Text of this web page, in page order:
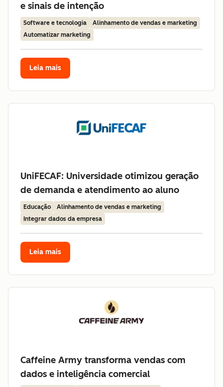
e sinais de intenção
Software e tecnologia
Alinhamento de vendas e marketing
Automatizar marketing
Leia mais
UniFECAF: Universidade otimizou geração
de demanda e atendimento ao aluno
Educação
Alinhamento de vendas e marketing
Integrar dados da empresa
Leia mais
Caffeine Army transforma vendas com
dados e inteligência comercial